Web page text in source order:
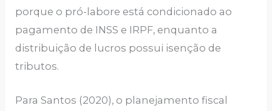
porque o pró-labore está condicionado ao
pagamento de INSS e IRPF, enquanto a
distribuição de lucros possui isenção de
tributos.
Para Santos (2020), o planejamento fiscal